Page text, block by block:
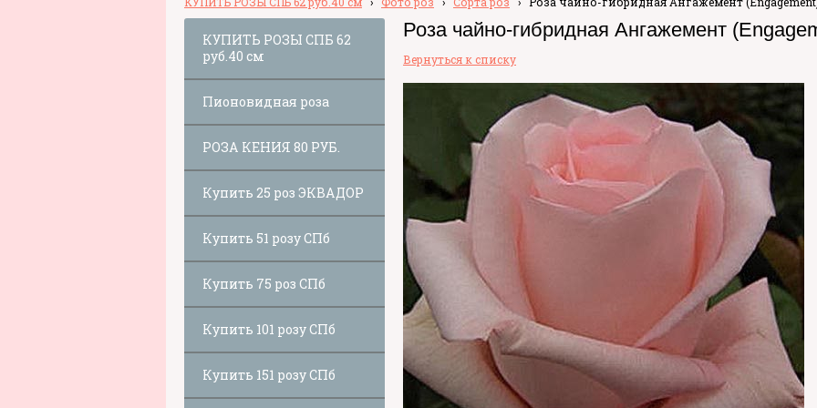
КУПИТЬ РОЗЫ СПБ 62
руб.40 см
Пионовидная роза
РОЗА КЕНИЯ 80 РУБ.
Купить 25 роз ЭКВАДОР
Купить 51 розу СПб
Купить 75 роз СПб
Купить 101 розу СПб
Купить 151 розу СПб
Роза чайно-гибридная Ангажемент
Вернуться к списку